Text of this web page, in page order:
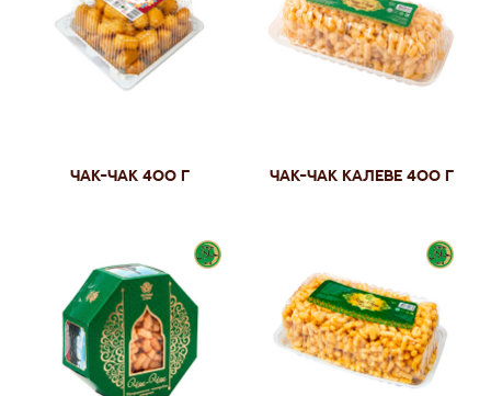
Чак-чак 400 г Чак-чак калеве 400 г